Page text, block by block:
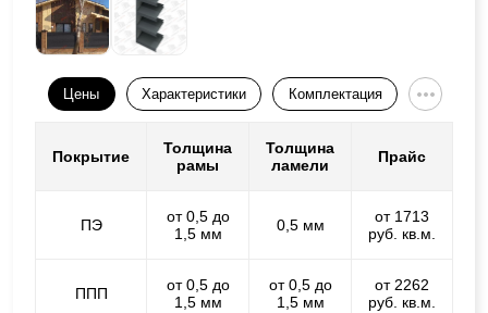
Цены Характеристики Комплектация
Покрытие
Толщина
рамы
Толщина
ламели
Прайс
ПЭ
от 0,5 до
1,5 мм
0,5 мм
от 1713
руб. кв.м.
ППП
от 0,5 до
1,5 мм
от 0,5 до
1,5 мм
от 2262
руб. кв.м.